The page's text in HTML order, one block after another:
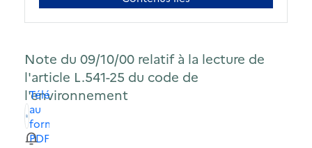
Note du 09/10/00 relatif à la lecture de
l'article L.541-25 du code de
l'environnement
Télécharger
au
format
PDF